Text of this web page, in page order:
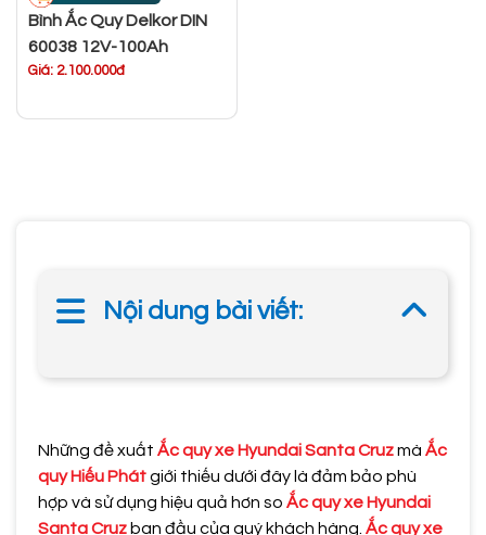
Bình Ắc Quy Delkor DIN
60038 12V-100Ah
Giá: 2.100.000đ
Nội dung bài viết:
Những đề xuất Ắc quy xe Hyundai Santa Cruzmà Ắc
quy Hiếu Phátgiới thiếu dưới đây là đảm bảo phù
hợp và sử dụng hiệu quả hơn so Ắc quy xe Hyundai
Santa Cruz ban đầu của quý khách hàng. Ắc quy xe